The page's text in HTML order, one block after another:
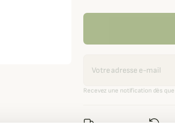
Recevez une notification dès